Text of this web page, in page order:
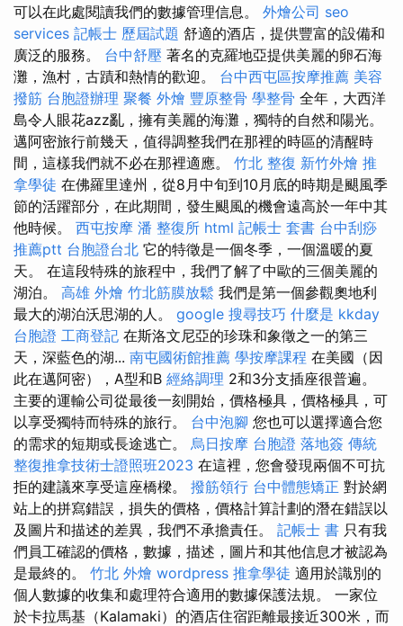
可以在此處閱讀我們的數據管理信息。 外燴公司 seo
services 記帳士 歷屆試題 舒適的酒店，提供豐富的設備和
廣泛的服務。 台中舒壓 著名的克羅地亞提供美麗的卵石海
灘，漁村，古蹟和熱情的歡迎。 台中西屯區按摩推薦 美容
撥筋 台胞證辦理 聚餐 外燴 豐原整骨 學整骨 全年，大西洋
島令人眼花azz亂，擁有美麗的海灘，獨特的自然和陽光。
邁阿密旅行前幾天，值得調整我們在那裡的時區的清醒時
間，這樣我們就不必在那裡適應。 竹北 整復 新竹外燴 推
拿學徒 在佛羅里達州，從8月中旬到10月底的時期是颶風季
節的活躍部分，在此期間，發生颶風的機會遠高於一年中其
他時候。 西屯按摩 潘 整復所 html 記帳士 套書 台中刮痧
推薦ptt 台胞證台北 它的特徵是一個冬季，一個溫暖的夏
天。 在這段特殊的旅程中，我們了解了中歐的三個美麗的
湖泊。 高雄 外燴 竹北筋膜放鬆 我們是第一個參觀奧地利
最大的湖泊沃思湖的人。 google 搜尋技巧 什麼是 kkday
台胞證 工商登記 在斯洛文尼亞的珍珠和象徵之一的第三
天，深藍色的湖... 南屯國術館推薦 學按摩課程 在美國（因
此在邁阿密），A型和B 經絡調理 2和3分支插座很普遍。
主要的運輸公司從最後一刻開始，價格極具，價格極具，可
以享受獨特而特殊的旅行。 台中泡腳 您也可以選擇適合您
的需求的短期或長途逃亡。 烏日按摩 台胞證 落地簽 傳統
整復推拿技術士證照班2023 在這裡，您會發現兩個不可抗
拒的建議來享受這座橋樑。 撥筋領行 台中體態矯正 對於網
站上的拼寫錯誤，損失的價格，價格計算計劃的潛在錯誤以
及圖片和描述的差異，我們不承擔責任。 記帳士 書 只有我
們員工確認的價格，數據，描述，圖片和其他信息才被認為
是最終的。 竹北 外燴 wordpress 推拿學徒 適用於識別的
個人數據的收集和處理符合適用的數據保護法規。 一家位
於卡拉馬基（Kalamaki）的酒店住宿距離最接近300米，而